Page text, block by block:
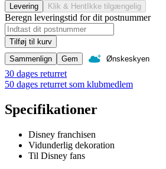
Levering Klik & Hent Ikke tilgængelig
Beregn leveringstid for dit postnummer
Tilføj til kurv
Sammenlign
Gem Ønskeskyen
30 dages returret
50 dages returret som klubmedlem
Specifikationer
Disney franchisen
Vidunderlig dekoration
Til Disney fans